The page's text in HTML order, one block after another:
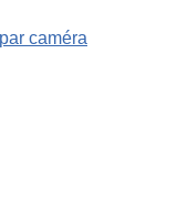
caméra